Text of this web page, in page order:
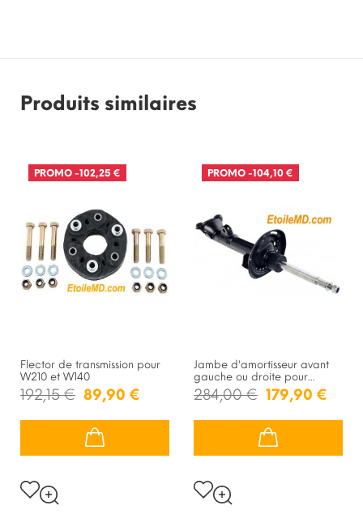
Produits similaires
PROMO -102,25 €
Flector de transmission pour
W210 et W140
192,15 € 89,90 €
PROMO -104,10 €
Jambe d'amortisseur avant
gauche ou droite pour...
284,00 € 179,90 €